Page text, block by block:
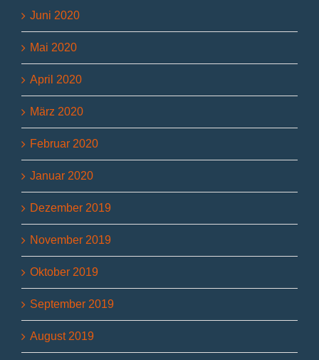
Juni 2020
Mai 2020
April 2020
März 2020
Februar 2020
Januar 2020
Dezember 2019
November 2019
Oktober 2019
September 2019
August 2019